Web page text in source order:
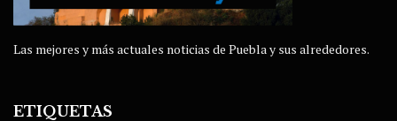
Las mejores y más actuales noticias de Puebla y sus alrededores.
ETIQUETAS